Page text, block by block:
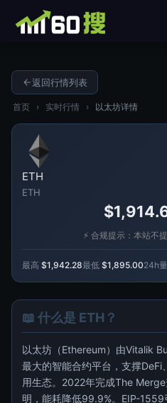
返回行情列表
首页 › 实时行情 › 以太坊详情
ETH
ETH
⚡ 合规提示：本站不
最高 $1,942.28最低 $1,895.0024h量
📖 什么是 ETH？
以太坊（Ethereum）由Vitalik
最大的智能合约平台，支撑DeFi
用生态。2022年完成The
明，能耗降低99.9%。EIP-
全部